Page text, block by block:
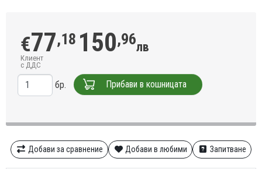
€77,18 150,96лв
Клиент
с ДДС
бр. Прибави в кошницата
Добави за сравнение Добави в любими Запитване